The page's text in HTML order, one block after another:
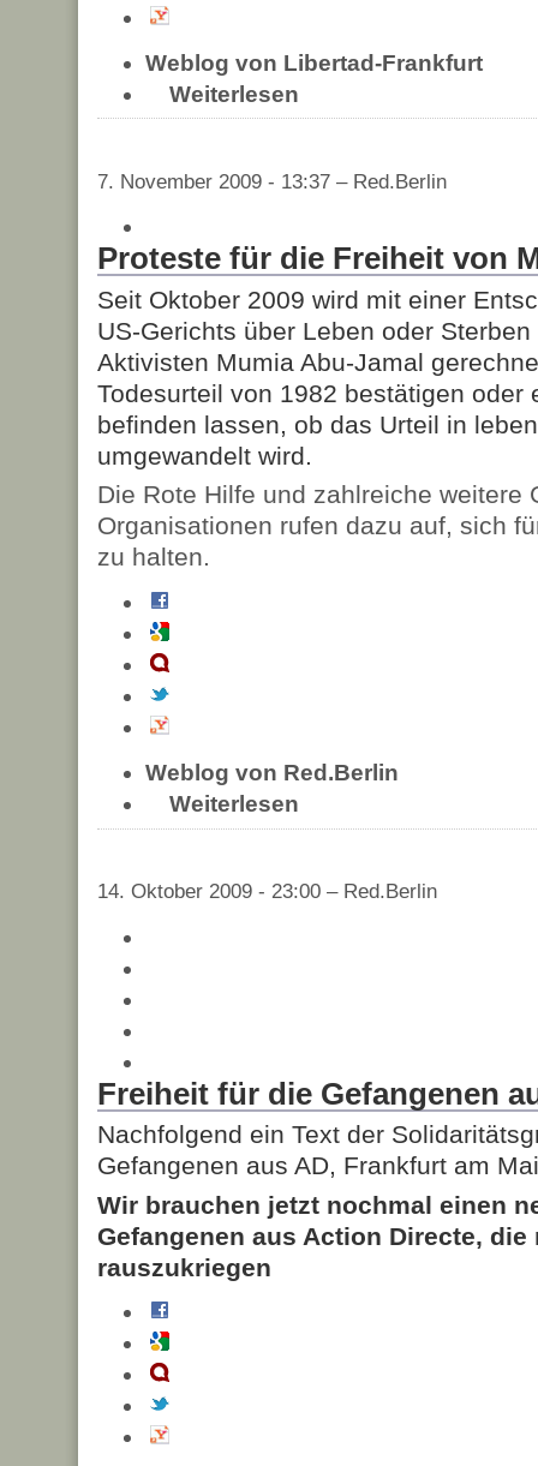
Weblog von Libertad-Frankfurt
Weiterlesen
7. November 2009 - 13:37 – Red.Berlin
Proteste für die Freiheit von
Seit Oktober 2009 wird mit einer
US-Gerichts über Leben oder
Aktivisten Mumia Abu-Jamal
Todesurteil von 1982 bestätigen oder
befinden lassen, ob das Urteil in
umgewandelt wird.
Die Rote Hilfe und zahlreiche weitere
Organisationen rufen dazu auf, sich
zu halten.
Weblog von Red.Berlin
Weiterlesen
14. Oktober 2009 - 23:00 – Red.Berlin
Freiheit für die Gefangenen
Nachfolgend ein Text der
Gefangenen aus AD, Frankfurt am
Wir brauchen jetzt nochmal einen
Gefangenen aus Action Directe,
rauszukriegen